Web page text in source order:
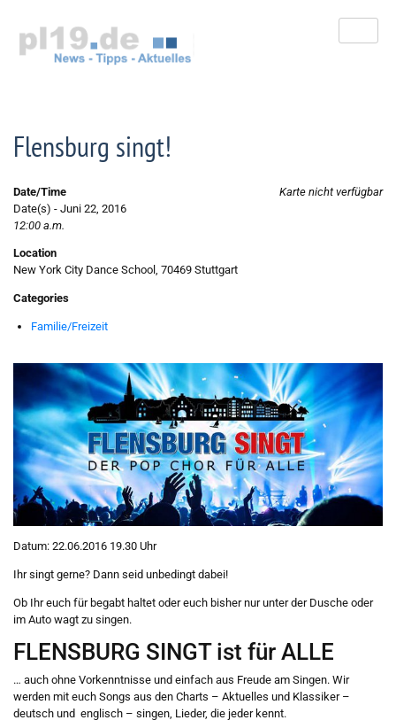
springen
Flensburg singt!
Karte nicht verfügbar
Date/Time
Date(s) - Juni 22, 2016
12:00 a.m.
Location
New York City Dance School, 70469 Stuttgart
Categories
Familie/Freizeit
Datum: 22.06.2016 19.30 Uhr
Ihr singt gerne? Dann seid unbedingt dabei!
Ob Ihr euch für begabt haltet oder euch bisher nur unter der Dusche oder
im Auto wagt zu singen.
FLENSBURG SINGT ist für ALLE
… auch ohne Vorkenntnisse und einfach aus Freude am Singen. Wir
werden mit euch Songs aus den Charts – Aktuelles und Klassiker –
deutsch und englisch – singen, Lieder, die jeder kennt.